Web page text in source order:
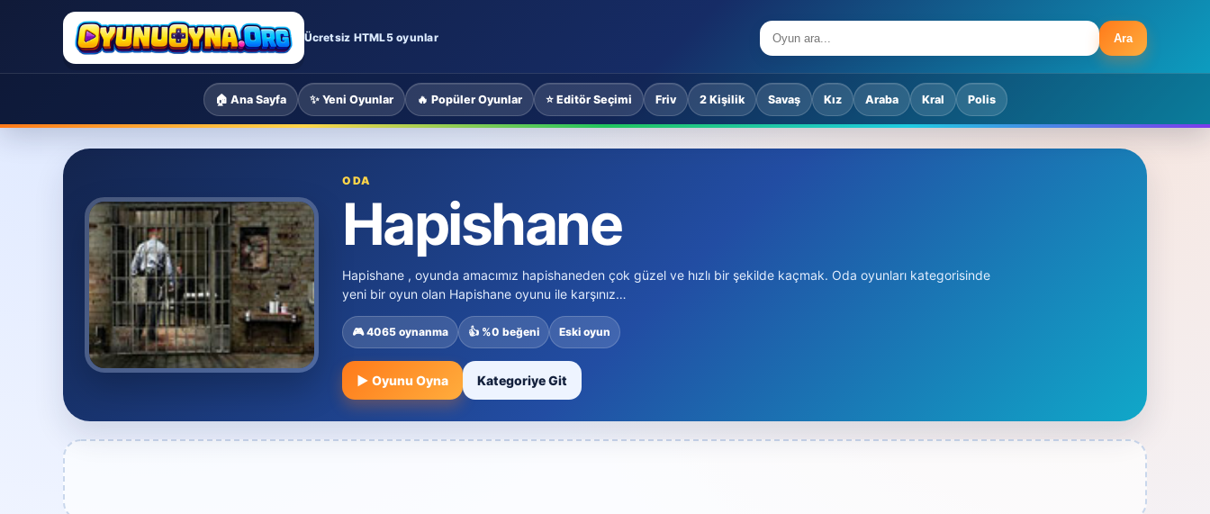
Ücretsiz HTML5 oyunlar Ara
🏠 Ana Sayfa ✨ Yeni Oyunlar 🔥 Popüler Oyunlar ⭐ Editör Seçimi Friv 2 Kişilik Savaş Kız Araba Kral Polis
ODA
Hapishane
Hapishane , oyunda amacımız hapishaneden çok güzel ve hızlı bir şekilde kaçmak. Oda oyunları kategorisinde
yeni bir oyun olan Hapishane oyunu ile karşınız…
🎮 4065 oynanma 👍 %0 beğeni Eski oyun
▶ Oyunu Oyna Kategoriye Git